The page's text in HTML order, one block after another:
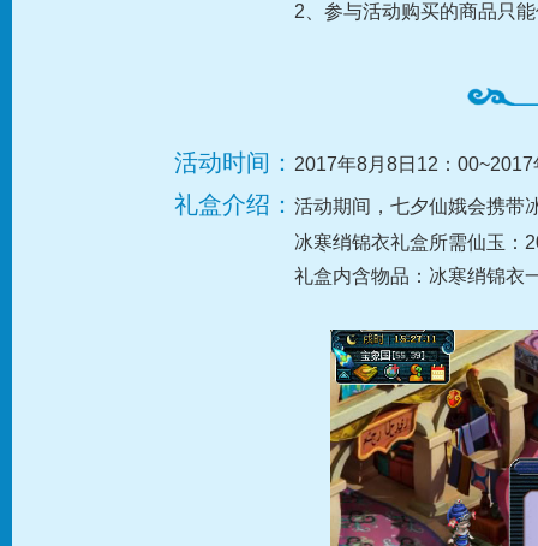
2、参与活动购买的商品只
活动时间： 2017年8月8日12：
礼盒介绍： 活动期间，七夕仙娥会携带
冰寒绡锦衣礼盒所需仙玉：
礼盒内含物品：冰寒绡锦衣